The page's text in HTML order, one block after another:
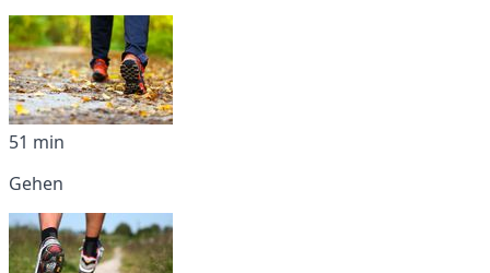
51 min
Gehen